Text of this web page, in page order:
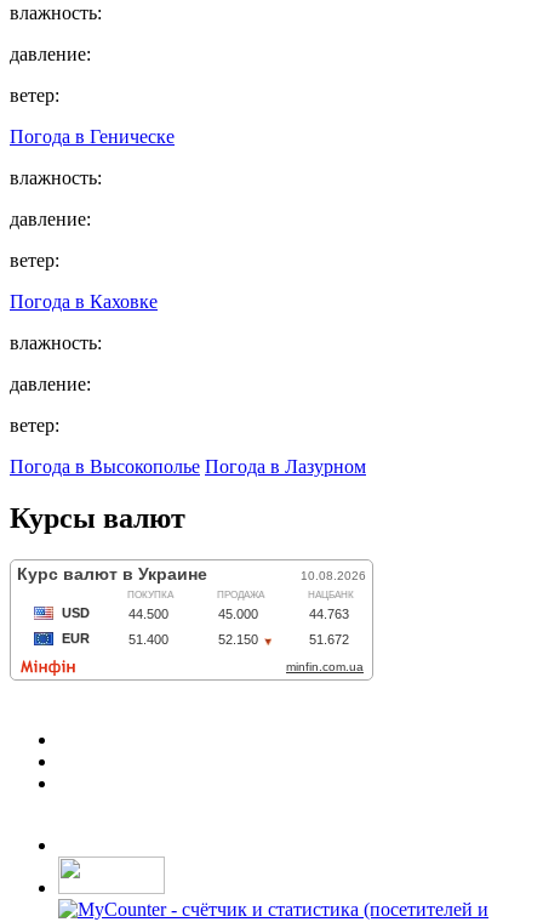
влажность:
давление:
ветер:
Погода в Геническе
влажность:
давление:
ветер:
Погода в Каховке
влажность:
давление:
ветер:
Погода в Высокополье Погода в Лазурном
Курсы валют